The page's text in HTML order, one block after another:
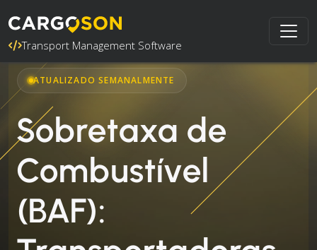
Transport Management Software
ATUALIZADO SEMANALMENTE
Sobretaxa de
Combustível
(BAF):